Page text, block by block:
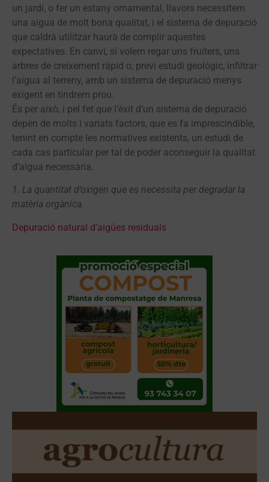
un jardí, o fer un estany ornamental, llavors necessitem
una aigua de molt bona qualitat, i el sistema de depuració
que caldrà utilitzar haurà de complir aquestes
expectatives. En canvi, si volem regar uns fruiters, uns
arbres de creixement ràpid o, previ estudi geològic, infiltrar
l’aigua al terreny, amb un sistema de depuració menys
exigent en tindrem prou.
És per això, i pel fet que l’èxit d’un sistema de depuració
depèn de molts i variats factors, que es fa imprescindible,
tenint en compte les normatives existents, un estudi de
cada cas particular per tal de poder aconseguir la qualitat
d’aigua necessària.
1. La quantitat d’oxigen que es necessita per degradar la
matèria orgànica.
Depuració natural d’aigües residuals